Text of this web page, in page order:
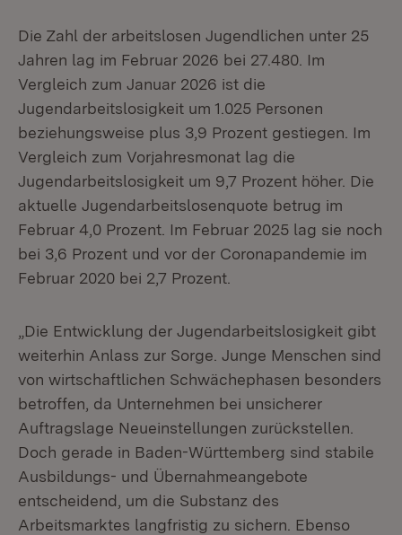
Die Zahl der arbeitslosen Jugendlichen unter 25
Jahren lag im Februar 2026 bei 27.480. Im
Vergleich zum Januar 2026 ist die
Jugendarbeitslosigkeit um 1.025 Personen
beziehungsweise plus 3,9 Prozent gestiegen. Im
Vergleich zum Vorjahresmonat lag die
Jugendarbeitslosigkeit um 9,7 Prozent höher. Die
aktuelle Jugendarbeitslosenquote betrug im
Februar 4,0 Prozent. Im Februar 2025 lag sie noch
bei 3,6 Prozent und vor der Coronapandemie im
Februar 2020 bei 2,7 Prozent.
„Die Entwicklung der Jugendarbeitslosigkeit gibt
weiterhin Anlass zur Sorge. Junge Menschen sind
von wirtschaftlichen Schwächephasen besonders
betroffen, da Unternehmen bei unsicherer
Auftragslage Neueinstellungen zurückstellen.
Doch gerade in Baden-Württemberg sind stabile
Ausbildungs- und Übernahmeangebote
entscheidend, um die Substanz des
Arbeitsmarktes langfristig zu sichern. Ebenso